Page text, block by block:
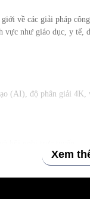
về các giải pháp
vực như giáo dục, y
(AI), độ phân giải
Xem